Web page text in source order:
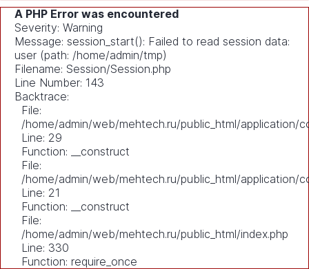
A PHP Error was encountered
Severity: Warning
Message: session_start(): Failed to read session data:
user (path: /home/admin/tmp)
Filename: Session/Session.php
Line Number: 143
Backtrace:
File:
/home/admin/web/mehtech.ru/public_html/application/
Line: 29
Function: __construct
File:
/home/admin/web/mehtech.ru/public_html/application/
Line: 21
Function: __construct
File:
/home/admin/web/mehtech.ru/public_html/index.php
Line: 330
Function: require_once